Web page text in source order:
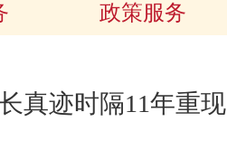
政策服务
真迹时隔11年重现